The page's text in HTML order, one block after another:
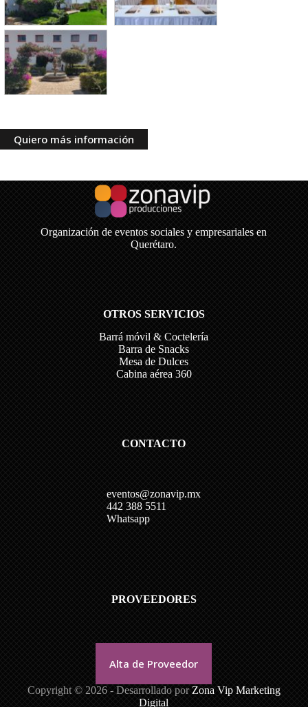
Quiero más información
Organización de eventos sociales y empresariales en
Querétaro.
OTROS SERVICIOS
Barrá móvil & Coctelería
Barra de Snacks
Mesa de Dulces
Cabina aérea 360
CONTACTO
eventos@zonavip.mx
442 388 5511
Whatsapp
PROVEEDORES
Alta de Proveedor
Copyright © 2026 - Desarrollado porZona Vip Marketing
Digital